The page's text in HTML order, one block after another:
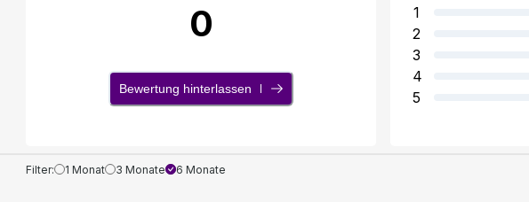
0
Bewertung hinterlassen
1
2
3
4
5
Filter: 1 Monat 3 Monate 6 Monate